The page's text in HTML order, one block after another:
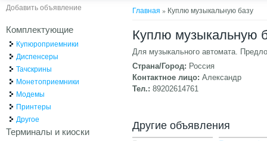
Вы здесь
Главная » Куплю музыкальную базу
Куплю музыкальную
Для музыкального автомата.
Страна/Город: Россия
Контактное лицо: Александр
Тел.: 89202614761
Другие объявления
Добавить объявление
Комплектующие
Купюроприемники
Диспенсеры
Тачскрины
Монетоприемники
Модемы
Принтеры
Другое
Терминалы и киоски